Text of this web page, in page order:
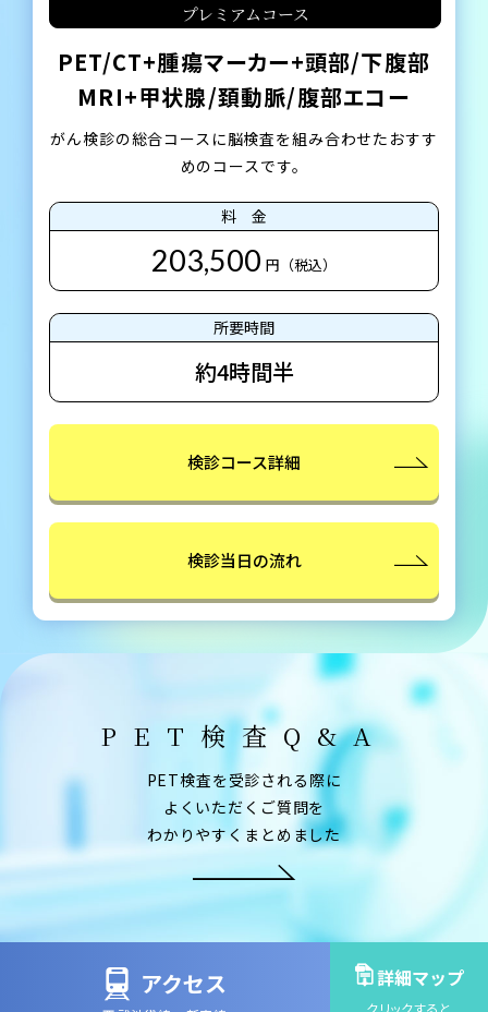
プレミアムコース
PET/CT+腫瘍マーカー+頭部/下腹部
MRI+甲状腺/頚動脈/腹部エコー
がん検診の総合コースに脳検査を組み合わせたおすす
めのコースです。
203,500 円（税込）
約4時間半
検診コース詳細
検診当日の流れ
PET検査Q&A
PET検査を受診される際に
よくいただくご質問を
わかりやすくまとめました
アクセス 詳細マップ
クリックすると